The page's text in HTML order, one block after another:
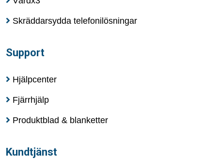
Skräddarsydda telefonilösningar
Support
Hjälpcenter
Fjärrhjälp
Produktblad & blanketter
Kundtjänst